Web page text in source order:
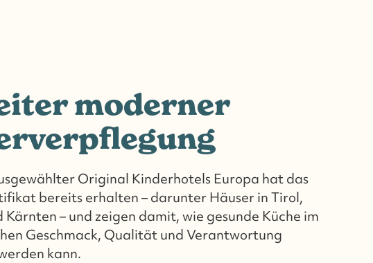
moderner
Original Kinderhotels Europa hat das
bereits erhalten – darunter Häuser in Tirol,
Kärnten – und zeigen damit, wie gesunde Küche im
Geschmack, Qualität und Verantwortung
kann.